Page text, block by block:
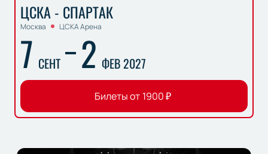
ЦСКА - СПАРТАК
Москва ЦСКА Арена
7 СЕНТ 2 ФЕВ 2027
Билеты от 1900₽